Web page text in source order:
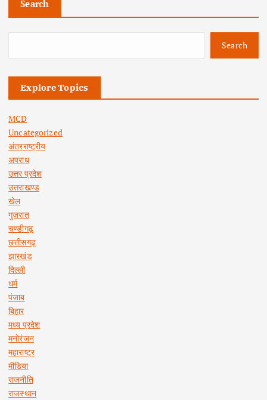
Search
Search
Explore Topics
MCD
Uncategorized
अंतरराष्ट्रीय
अपराध
उत्तर प्रदेश
उत्तराखण्ड
खेल
गुजरात
चण्डीगढ़
छत्तीसगढ़
झारखंड
दिल्ली
धर्म
पंजाब
बिहार
मध्य प्रदेश
मनोरंजन
महाराष्ट्र
मीडिया
राजनीति
राजस्थान